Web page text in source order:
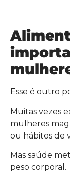
Esse é outro
Muitas vezes
mulheres
ou hábitos de
Mas saúde
peso corporal.